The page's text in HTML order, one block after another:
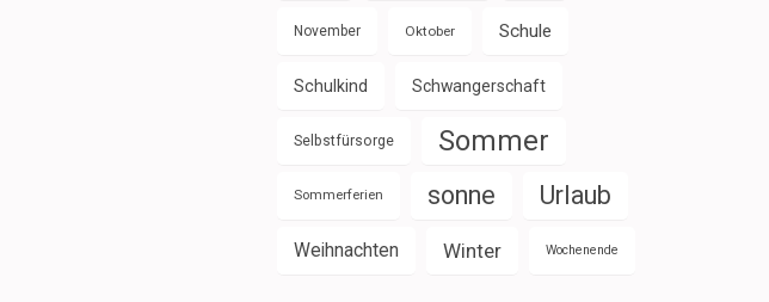
November Oktober Schule
Schulkind Schwangerschaft
Selbstfürsorge Sommer
Sommerferien sonne Urlaub
Weihnachten Winter Wochenende